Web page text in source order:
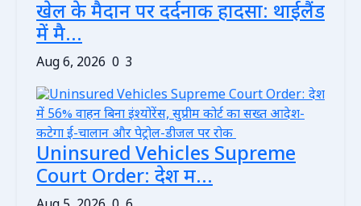
खेल के मैदान पर दर्दनाक हादसा: थाईलैंड
में मै...
Aug 6, 2026 0 3
Uninsured Vehicles Supreme
Court Order: देश म...